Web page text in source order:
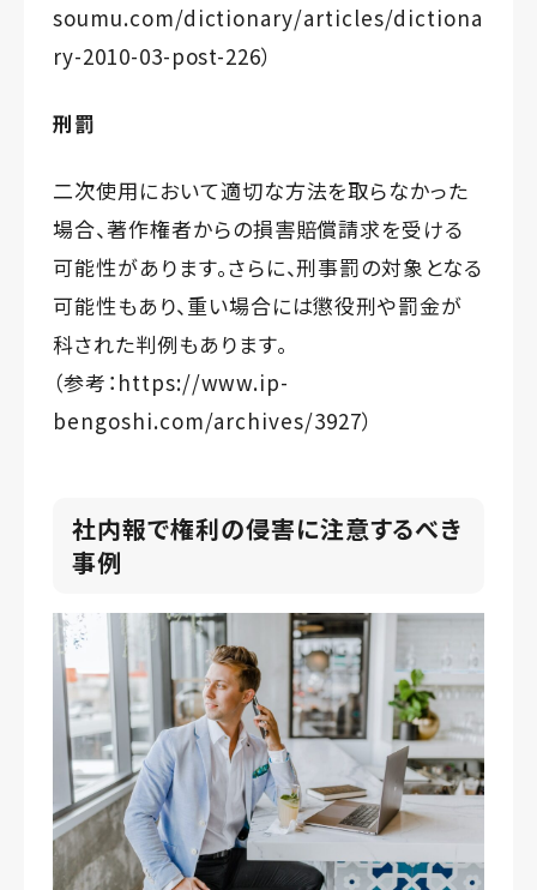
soumu.com/dictionary/articles/dictiona
ry-2010-03-post-226）
刑罰
二次使用において適切な方法を取らなかった
場合、著作権者からの損害賠償請求を受ける
可能性があります。さらに、刑事罰の対象となる
可能性もあり、重い場合には懲役刑や罰金が
科された判例もあります。
（参考： https://www.ip-
bengoshi.com/archives/3927）
社内報で権利の侵害に注意するべき
事例